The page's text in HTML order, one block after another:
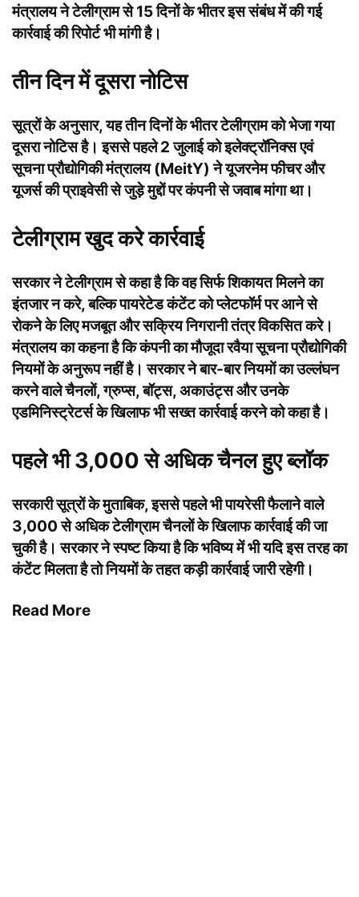
मंत्रालय ने टेलीग्राम से 15 दिनों के भीतर इस संबंध में की गई
कार्रवाई की रिपोर्ट भी मांगी है।
तीन दिन में दूसरा नोटिस
सूत्रों के अनुसार, यह तीन दिनों के भीतर टेलीग्राम को भेजा गया
दूसरा नोटिस है। इससे पहले 2 जुलाई को इलेक्ट्रॉनिक्स एवं
सूचना प्रौद्योगिकी मंत्रालय (MeitY) ने यूजरनेम फीचर और
यूजर्स की प्राइवेसी से जुड़े मुद्दों पर कंपनी से जवाब मांगा था।
टेलीग्राम खुद करे कार्रवाई
सरकार ने टेलीग्राम से कहा है कि वह सिर्फ शिकायत मिलने का
इंतजार न करे, बल्कि पायरेटेड कंटेंट को प्लेटफॉर्म पर आने से
रोकने के लिए मजबूत और सक्रिय निगरानी तंत्र विकसित करे।
मंत्रालय का कहना है कि कंपनी का मौजूदा रवैया सूचना प्रौद्योगिकी
नियमों के अनुरूप नहीं है। सरकार ने बार-बार नियमों का उल्लंघन
करने वाले चैनलों, ग्रुप्स, बॉट्स, अकाउंट्स और उनके
एडमिनिस्ट्रेटर्स के खिलाफ भी सख्त कार्रवाई करने को कहा है।
पहले भी 3,000 से अधिक चैनल हुए ब्लॉक
सरकारी सूत्रों के मुताबिक, इससे पहले भी पायरेसी फैलाने वाले
3,000 से अधिक टेलीग्राम चैनलों के खिलाफ कार्रवाई की जा
चुकी है। सरकार ने स्पष्ट किया है कि भविष्य में भी यदि इस तरह का
कंटेंट मिलता है तो नियमों के तहत कड़ी कार्रवाई जारी रहेगी।
Read More